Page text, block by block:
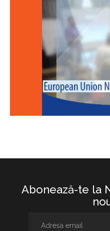
Abonează-te la